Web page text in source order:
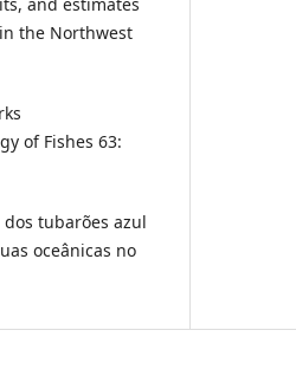
the Northwest
of Fishes 63:
dos tubarões azul
oceânicas no